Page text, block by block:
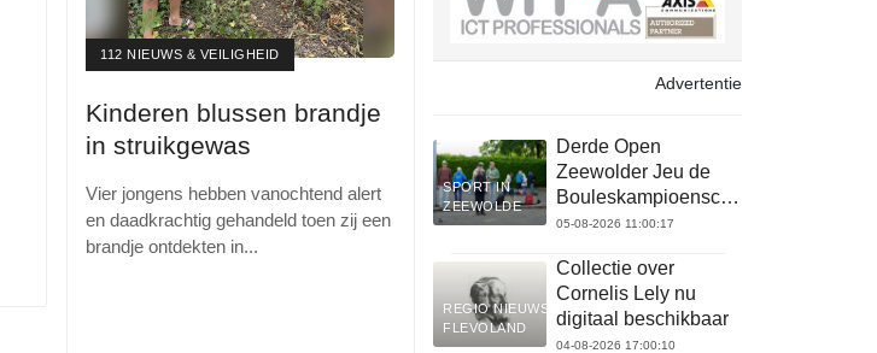
112 NIEUWS & VEILIGHEID
Kinderen blussen brandje
in struikgewas
Vier jongens hebben vanochtend alert
en daadkrachtig gehandeld toen zij een
brandje ontdekten in...
Advertentie
SPORT IN
ZEEWOLDE
Derde Open
Zeewolder Jeu de
Bouleskampioenschap
op 22 augustus
05-08-2026 11:00:17
REGIO NIEUWS
FLEVOLAND
Collectie over
Cornelis Lely nu
digitaal beschikbaar
04-08-2026 17:00:10